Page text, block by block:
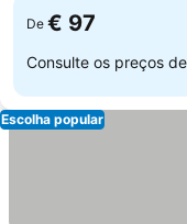
De € 97
Consulte os preços de
Escolha popular